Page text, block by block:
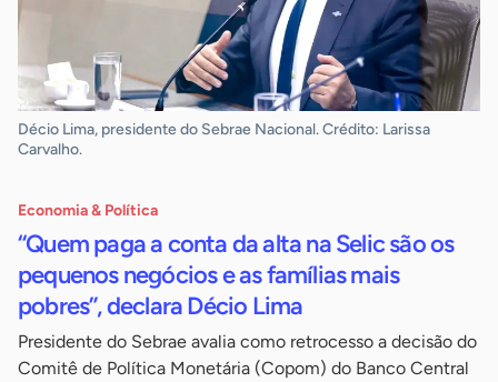
Décio Lima, presidente do Sebrae Nacional. Crédito: Larissa
Carvalho.
Economia & Política
“Quem paga a conta da alta na Selic são os
pequenos negócios e as famílias mais
pobres”, declara Décio Lima
Presidente do Sebrae avalia como retrocesso a decisão do
Comitê de Política Monetária (Copom) do Banco Central